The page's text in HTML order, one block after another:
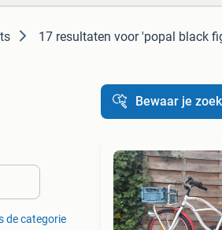
17 resultaten voor 'popal black
de categorie
Bewaar je